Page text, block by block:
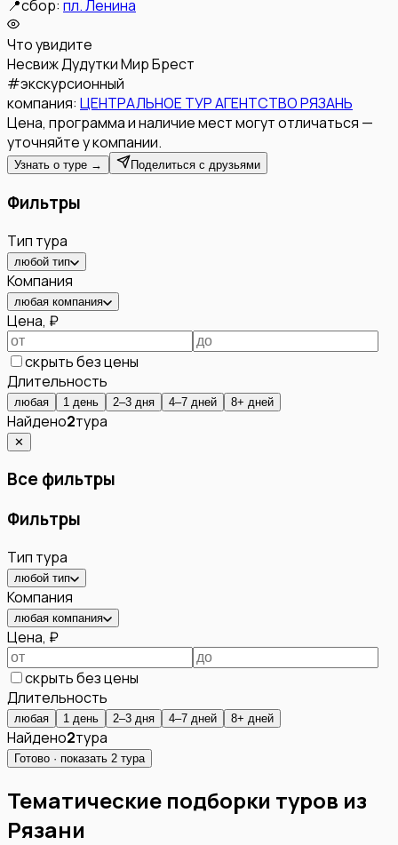
📍сбор: пл. Ленина
Что увидите
НесвижДудуткиМирБрест
#экскурсионный
компания: ЦЕНТРАЛЬНОЕ ТУР АГЕНТСТВО РЯЗАНЬ
Цена, программа и наличие мест могут отличаться —
уточняйте у компании.
Узнать о туре → Поделиться с друзьями
Фильтры
Тип тура
любой тип
Компания
любая компания
Цена, ₽
скрыть без цены
Длительность
любая 1 день 2–3 дня 4–7 дней 8+ дней
Найдено2тура
✕
Все фильтры
Фильтры
Тип тура
любой тип
Компания
любая компания
Цена, ₽
скрыть без цены
Длительность
любая 1 день 2–3 дня 4–7 дней 8+ дней
Найдено2тура
Готово · показать 2 тура
Тематические подборки туров из
Рязани